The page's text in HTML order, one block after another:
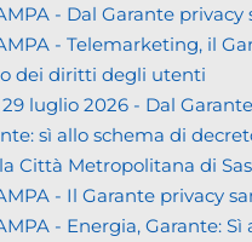
- Dal Garante
- Telemarketing, il
dei diritti degli utenti
29 luglio 2026 - Dal
sì allo schema di
Città Metropolitana di
- Il Garante privacy
- Energia, Garante: